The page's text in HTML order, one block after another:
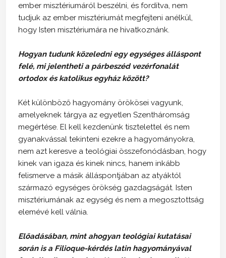
ember misztériumáról beszélni, és fordítva, nem
tudjuk az ember misztériumát megfejteni anélkül,
hogy Isten misztériumára ne hivatkoznánk.
Hogyan tudunk közeledni egy egységes álláspont
felé, mi jelentheti a párbeszéd vezérfonalát
ortodox és katolikus egyház között?
Két különböző hagyomány örökösei vagyunk,
amelyeknek tárgya az egyetlen Szentháromság
megértése. El kell kezdenünk tisztelettel és nem
gyanakvással tekinteni ezekre a hagyományokra,
nem azt keresve a teológiai összefonódásban, hogy
kinek van igaza és kinek nincs, hanem inkább
felismerve a másik álláspontjában az atyáktól
származó egységes örökség gazdagságát. Isten
misztériumának az egység és nem a megosztottság
elemévé kell válnia.
Előadásában, mint ahogyan teológiai kutatásai
során is a Filioque-kérdés latin hagyományával